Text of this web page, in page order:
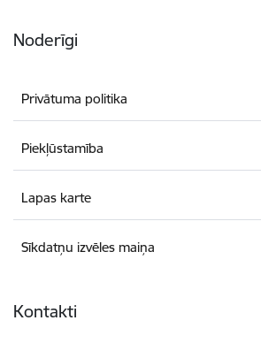
Noderīgi
Privātuma politika
Piekļūstamība
Lapas karte
Sīkdatņu izvēles maiņa
Kontakti